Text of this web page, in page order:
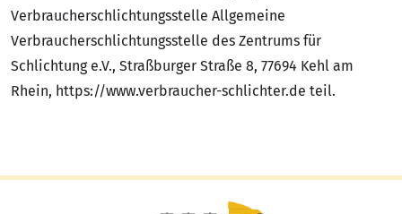
Verbraucherschlichtungsstelle Allgemeine
Verbraucherschlichtungsstelle des Zentrums für
Schlichtung e.V., Straßburger Straße 8, 77694 Kehl am
Rhein, https://www.verbraucher-schlichter.de teil.